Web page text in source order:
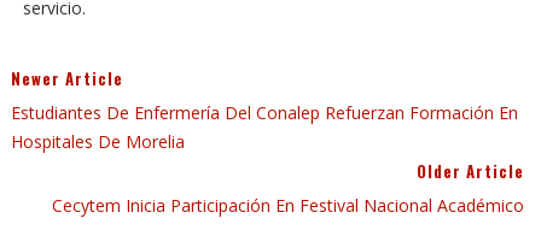
servicio.
Newer Article
Estudiantes De Enfermería Del Conalep Refuerzan Formación En
Hospitales De Morelia
Older Article
Cecytem Inicia Participación En Festival Nacional Académico